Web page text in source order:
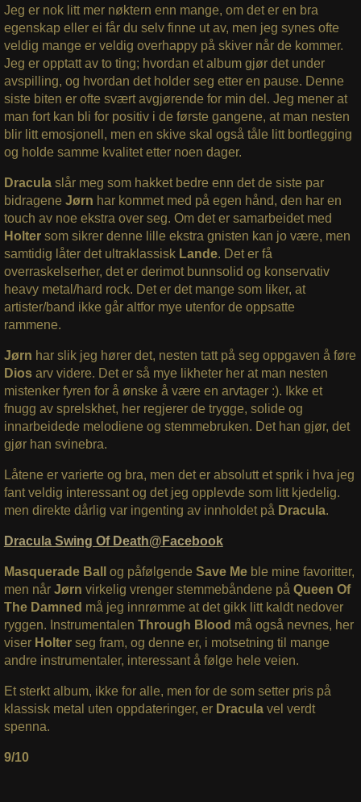
Jeg er nok litt mer nøktern enn mange, om det er en bra
egenskap eller ei får du selv finne ut av, men jeg synes ofte
veldig mange er veldig overhappy på skiver når de kommer.
Jeg er opptatt av to ting; hvordan et album gjør det under
avspilling, og hvordan det holder seg etter en pause. Denne
siste biten er ofte svært avgjørende for min del. Jeg mener at
man fort kan bli for positiv i de første gangene, at man nesten
blir litt emosjonell, men en skive skal også tåle litt bortlegging
og holde samme kvalitet etter noen dager.
Draculaslår meg som hakket bedre enn det de siste par
bidragene Jørn har kommet med på egen hånd, den har en
touch av noe ekstra over seg. Om det er samarbeidet med
Holter som sikrer denne lille ekstra gnisten kan jo være, men
samtidig låter det ultraklassisk Lande. Det er få
overraskelserher, det er derimot bunnsolid og konservativ
heavy metal/hard rock. Det er det mange som liker, at
artister/band ikke går altfor mye utenfor de oppsatte
rammene.
Jørn har slik jeg hører det, nesten tatt på seg oppgaven å føre
Dios arv videre. Det er så mye likheter her at man nesten
mistenker fyren for å ønske å være en arvtager :). Ikke et
fnugg av sprelskhet, her regjerer de trygge, solide og
innarbeidede melodiene og stemmebruken. Det han gjør, det
gjør han svinebra.
Låtene er varierte og bra, men det er absolutt et sprik i hva jeg
fant veldig interessant og det jeg opplevde som litt kjedelig.
men direkte dårlig var ingenting av innholdet på Dracula.
Dracula Swing Of Death@Facebook
Masquerade Ball og påfølgende Save Meble mine favoritter,
men når Jørn virkelig vrenger stemmebåndene på Queen Of
The Damned må jeg innrømme at det gikk litt kaldt nedover
ryggen. Instrumentalen Through Blood må også nevnes, her
viser Holter seg fram, og denne er, i motsetning til mange
andre instrumentaler, interessant å følge hele veien.
Et sterkt album, ikke for alle, men for de som setter pris på
klassisk metal uten oppdateringer, er Dracula vel verdt
spenna.
9/10